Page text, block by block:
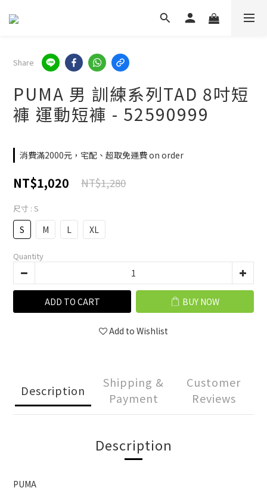
Share
PUMA 男 訓練系列TAD 8吋短
褲 運動短褲 - 52590999
消費滿2000元，宅配、超取免運費 on order
NT$1,020 NT$1,280
尺寸 : S
S M L XL
Quantity
ADD TO CART BUY NOW
Add to Wishlist
Description
Shipping &
Payment
Customer
Reviews
Description
PUMA